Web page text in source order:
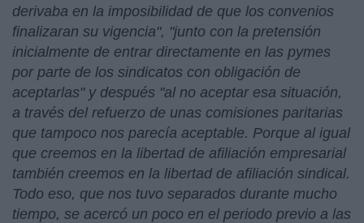
derivaba en la imposibilidad de que los convenios
finalizaran su vigencia", "junto con la pretensión
inicialmente de entrar directamente en las pymes
por parte de los sindicatos con obligación de
aceptarlas" y después "al no aceptar esa situación,
a través del refuerzo de unas comisiones paritarias
que tampoco nos parecía aceptable. Porque al igual
que creemos en la libertad de afiliación empresarial
también creemos en la libertad de afiliación sindical.
Todo eso, que nos tuvo separados durante mucho
tiempo, se acercó un poco en el periodo previo a las